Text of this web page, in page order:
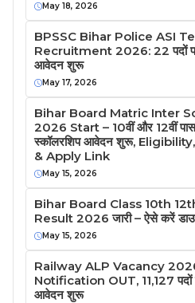
May 18, 2026
BPSSC Bihar Police ASI
Recruitment 2026: 22 पदों पर
आवेदन शुरू
May 17, 2026
Bihar Board Matric Inter
2026 Start – 10वीं और 12वीं पास
स्कॉलरशिप आवेदन शुरू,
& Apply Link
May 15, 2026
Bihar Board Class 10th
Result 2026 जारी – ऐसे करें
May 15, 2026
Railway ALP Vacancy
Notification OUT, 11,127 पदों
आवेदन शुरू